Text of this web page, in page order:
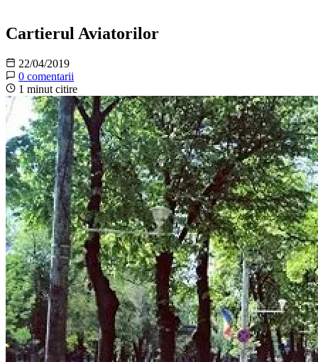
Cartierul Aviatorilor
22/04/2019
0 comentarii
1 minut citire